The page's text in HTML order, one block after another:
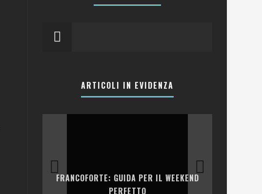
ARTICOLI IN EVIDENZA
LA COLLINA DEI CILIEGI: RESORT, CANTINA
E RISTORANTI TRA LE COLLINE DELLA
VALPANTENA